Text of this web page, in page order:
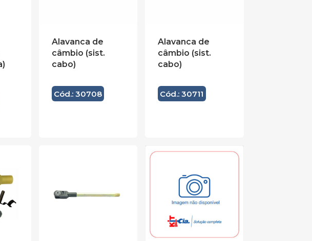
Alavanca de
câmbio (sist.
cabo)
Cód.: 30708
Alavanca de
câmbio (sist.
cabo)
Cód.: 30711